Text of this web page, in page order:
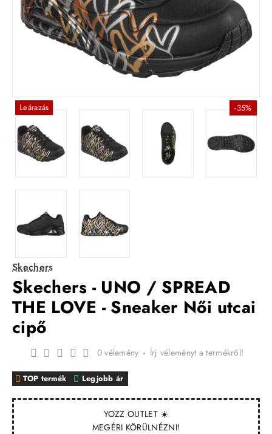
Leárazás -35%
Skechers
Skechers - UNO / SPREAD
THE LOVE - Sneaker Női utcai
cipő
YOZZ OUTLET ☀️
MEGÉRI KÖRÜLNÉZNI!
TOP termék Legjobb ár
0 vélemény - Írj véleményt a termékről!